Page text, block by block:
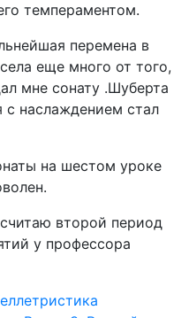
темпераментом.
перемена в
еще много от того,
мне сонату .Шуберта
с наслаждением стал
на шестом уроке
второй период
у профессора